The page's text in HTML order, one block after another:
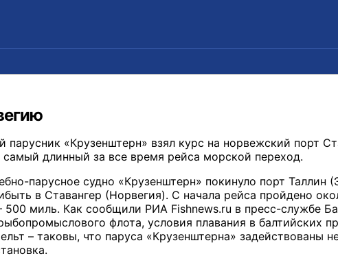
парусник «Крузенштерн» взял курс на норвежский порт
длинный за все время рейса морской переход.
парусное судно «Крузенштерн» покинуло порт Таллин
в Ставангер (Норвегия). С начала рейса пройдено
500 миль. Как сообщили РИА Fishnews.ru в пресс-службе
флота, условия плавания в балтийских
– таковы, что паруса «Крузенштерна» задействованы